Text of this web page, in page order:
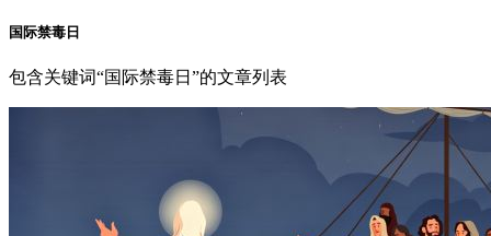
国际禁毒日
包含关键词“国际禁毒日”的文章列表